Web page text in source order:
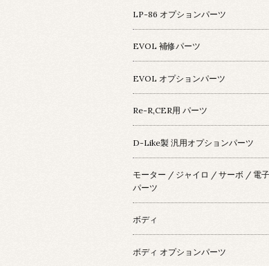
LP-86 オプションパーツ
EVOL 補修パーツ
EVOL オプションパーツ
Re-R,CER用 パーツ
D-Like製 汎用オプションパーツ
モーター / ジャイロ / サーボ / 電子
パーツ
ボディ
ボディ オプションパーツ